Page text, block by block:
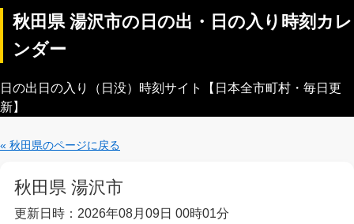
秋田県 湯沢市の日の出・日の入り時刻カレ
ンダー
日の出日の入り（日没）時刻サイト【日本全市町村・毎日更
新】
« 秋田県のページに戻る
秋田県 湯沢市
更新日時：2026年08月09日 00時01分